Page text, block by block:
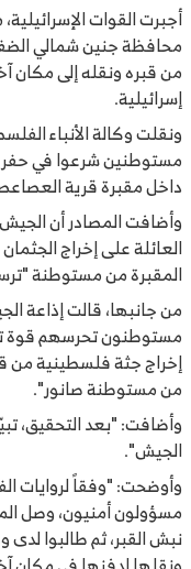
أجبرت القوات
محافظة جنين شمالي
من قبره ونقله إلى مكان
إسرائيلية.
ونقلت وكالة الأنباء
مستوطنين شرعوا في
داخل مقبرة قرية
وأضافت المصادر أن الجيش
العائلة على إخراج
المقبرة من مستوطنة
من جانبها، قالت إذاعة
مستوطنون تحرسهم قوة
إخراج جثة فلسطينية من
من مستوطنة صانور".
وأضافت: "بعد التحقيق،
الجيش".
وأوضحت: "وفقاً لروايات
مسؤولون أمنيون، وصل
نبش القبر، ثم طالبوا